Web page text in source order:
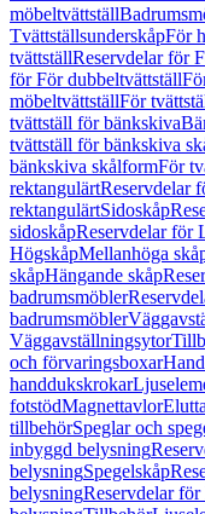
möbeltvättställ
TvättställsunderskåpFör
tvättställReservdelar för
för För dubbeltvättställ
möbeltvättställFör
tvättställ för bänkskiva
tvättställ för bänkskiva
bänkskiva skålformFör
rektangulärtReservdelar
rektangulärtSidoskåp
sidoskåpReservdelar för
HögskåpMellanhöga
skåpHängande skåp
badrumsmöbler
badrumsmöbler
Väggavställningsytor
och förvaringsboxar
handdukskrokar
fotstödMagnettavlor
tillbehörSpeglar och
inbyggd belysning
belysningSpegelskåp
belysningReservdelar